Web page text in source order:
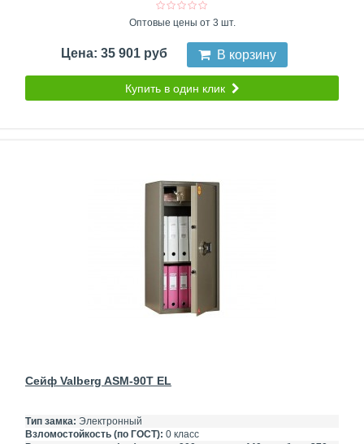
Оптовые цены от 3 шт.
Цена: 35 901 руб В корзину
Купить в один клик
Сейф Valberg ASM-90T EL
Тип замка: Электронный
Взломостойкость (по ГОСТ): 0 класс